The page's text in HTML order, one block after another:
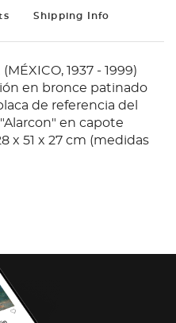
Shipping Info
1937 - 1999)
en bronce patinado
de referencia del
en capote
x 51 x 27 cm (medidas